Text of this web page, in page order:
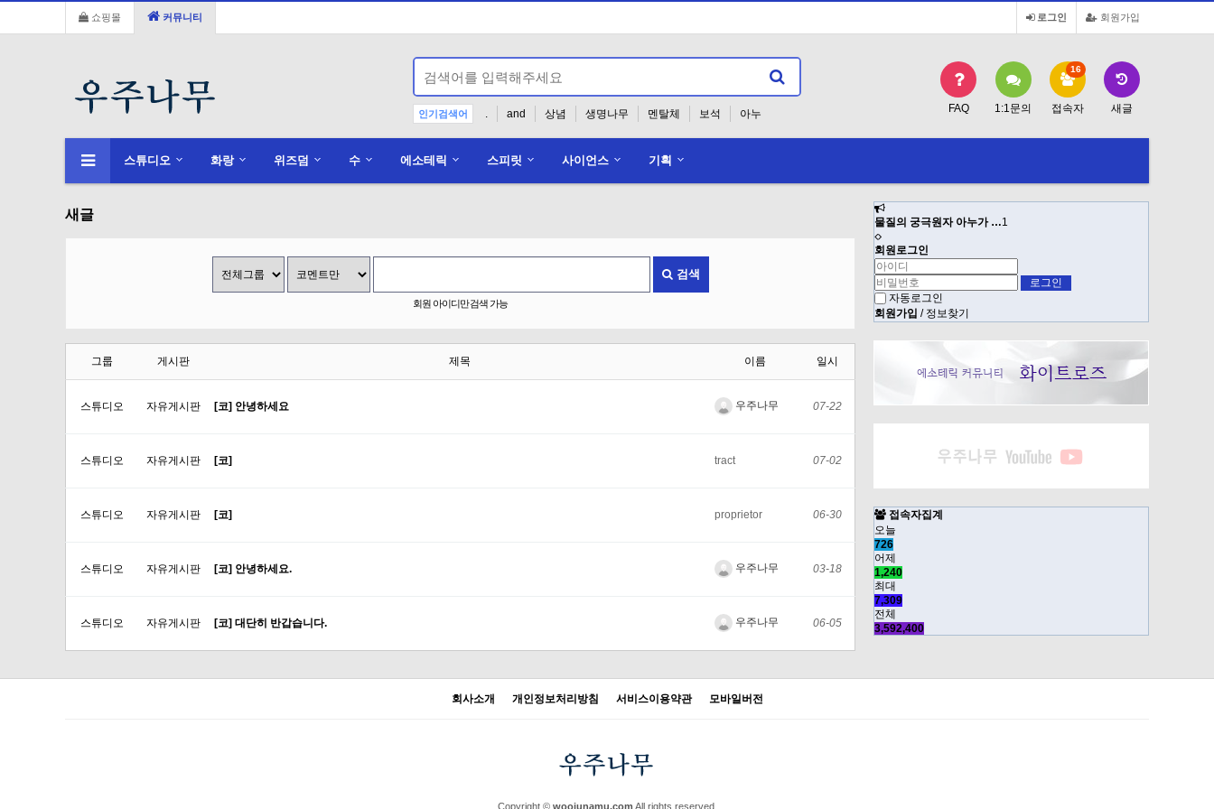
회원가입
로그인
쇼핑몰 커뮤니티
인기검색어 . and 상념 생명나무 멘탈체 보석 아누 FAQ 1:1문의 접속자
16
새글
스튜디오 화랑 위즈덤 수 에소테릭 스피릿 사이언스 기획
새글
검색
회원 아이디만 검색 가능
그룹 게시판 제목 이름 일시
스튜디오 자유게시판 [코] 안녕하세요 우주나무 07-22
스튜디오 자유게시판 [코] tract 07-02
스튜디오 자유게시판 [코] proprietor 06-30
스튜디오 자유게시판 [코] 안녕하세요. 우주나무 03-18
스튜디오 자유게시판 [코] 대단히 반갑습니다. 우주나무 06-05
물질의 궁극원자 아누가 …1
회원로그인
자동로그인
회원가입 / 정보찾기
접속자집계
오늘
726
어제
1,240
최대
7,309
전체
3,592,400
회사소개 개인정보처리방침 서비스이용약관 모바일버전
Copyright © woojunamu.com All rights reserved.